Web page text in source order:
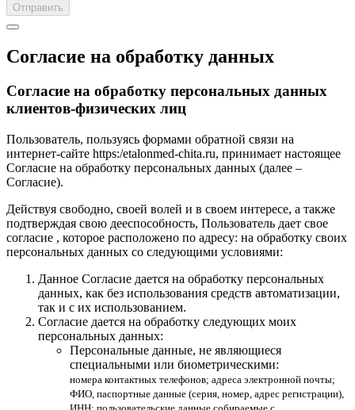
Отправить
Согласие на обработку данных
Согласие на обработку персональных данных
клиентов-физических лиц
Пользователь, пользуясь формами обратной связи на
интернет-сайте https:/etalonmed-chita.ru, принимает настоящее
Согласие на обработку персональных данных (далее –
Согласие).
Действуя свободно, своей волей и в своем интересе, а также
подтверждая свою дееспособность, Пользователь дает свое
согласие , которое расположено по адресу: на обработку своих
персональных данных со следующими условиями:
Данное Согласие дается на обработку персональных
данных, как без использования средств автоматизации,
так и с их использованием.
Согласие дается на обработку следующих моих
персональных данных:
Персональные данные, не являющиеся
специальными или биометрическими:
номера контактных телефонов; адреса электронной почты;
ФИО, паспортные данные (серия, номер, адрес регистрации),